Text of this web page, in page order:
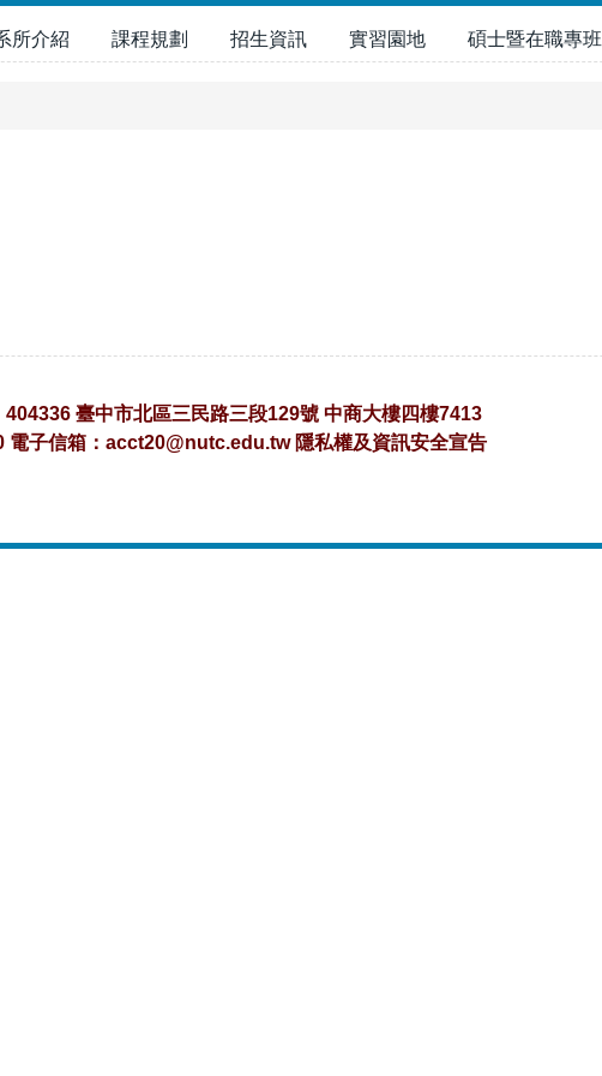
所介紹 課程規劃 招生資訊 實習園地 碩士暨在職專班
臺中市北區三民路三段129號 中商大樓四樓7413
電子信箱： acct20@nutc.edu.tw 隱私權及資訊安全宣告